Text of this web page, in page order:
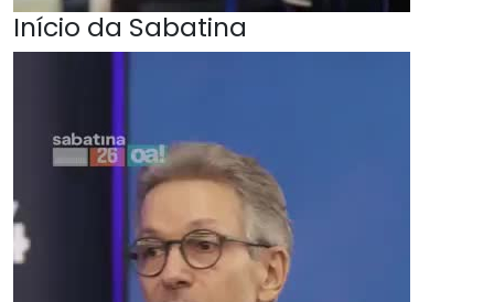
Início da Sabatina